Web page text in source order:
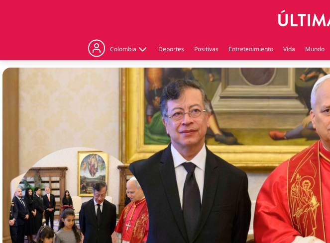
Colombia
Judicial
Politica
Regiones
Deportes Positivas Entretenimiento Vida Mundo